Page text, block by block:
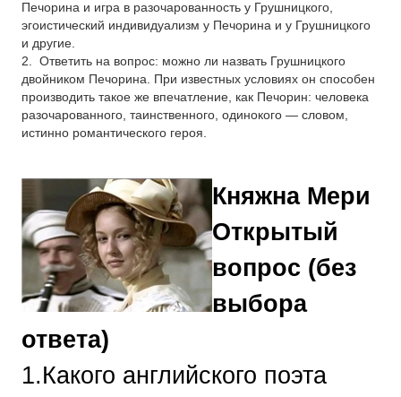
Печорина и игра в разочарованность у Грушницкого,
эгоистический индивидуализм у Печорина и у Грушницкого
и другие.
2. Ответить на вопрос: можно ли назвать Грушницкого
двойником Печорина. При известных условиях он способен
производить такое же впечатление, как Печорин: человека
разочарованного, таинственного, одинокого — словом,
истинно романтического героя.
Княжна Мери
Открытый
вопрос (без
выбора
ответа)
1.Какого английского поэта